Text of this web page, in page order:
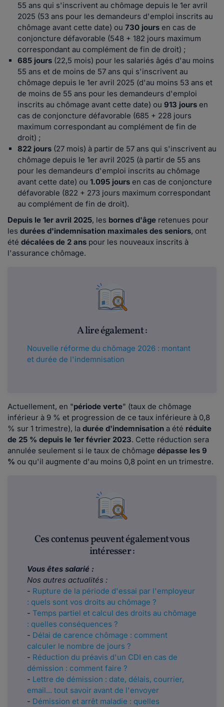
55 ans qui s'inscrivent au chômage depuis le 1er avril
2025 (53 ans pour les demandeurs d'emploi inscrits au
chômage avant cette date) ou 730 jours en cas de
conjoncture défavorable (548 + 182 jours maximum
correspondant au complément de fin de droit) ;
685 jours (22,5 mois) pour les salariés âgés d'au moins
55 ans et de moins de 57 ans qui s'inscrivent au
chômage depuis le 1er avril 2025 (d'au moins 53 ans et
de moins de 55 ans pour les demandeurs d'emploi
inscrits au chômage avant cette date) ou 913 jours en
cas de conjoncture défavorable (685 + 228 jours
maximum correspondant au complément de fin de
droit) ;
822 jours (27 mois) à partir de 57 ans qui s'inscrivent au
chômage depuis le 1er avril 2025 (à partir de 55 ans
pour les demandeurs d'emploi inscrits au chômage
avant cette date) ou 1.095 jours en cas de conjoncture
défavorable (822 + 273 jours maximum correspondant
au complément de fin de droit).
Depuis le 1er avril 2025, les bornes d'âge retenues pour
les durées d'indemnisation maximales des seniors, ont
été décalées de 2 ans pour les nouveaux inscrits à
l'assurance chômage.
A lire également :
Nouvelle réforme du chômage 2026 : montant
et durée de l'indemnisation
Actuellement, en "période verte" (taux de chômage
inférieur à 9 % et progression de ce taux inférieure à 0,8
% sur 1 trimestre), la durée d'indemnisation a été réduite
de 25 % depuis le 1er février 2023. Cette réduction sera
annulée seulement si le taux de chômage dépasse les 9
% ou qu'il augmente d'au moins 0,8 point en un trimestre.
Ces contenus peuvent également vous
intéresser :
Vous êtes salarié :
Nos autres actualités :
- Rupture de la période d'essai par l'employeur
: quels sont vos droits au chômage ?
- Temps partiel et calcul des droits au chômage
: quelles conséquences ?
- Délai de carence chômage : comment
calculer le nombre de jours ?
​​- Réduction du préavis d'un CDI en cas de
démission : comment faire ?
- Lettre de démission : date, délais, courrier,
email... tout savoir avant de l'envoyer
- Démission et arrêt maladie : quelles